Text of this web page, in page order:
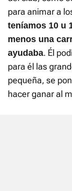
para animar a
teníamos 10 u
menos una
ayudaba. Él
para él las
pequeña, se
hacer ganar al